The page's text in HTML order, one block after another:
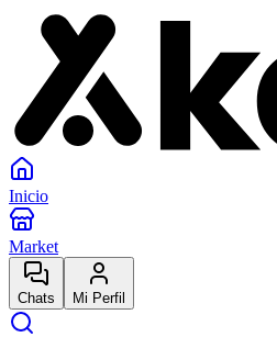
Inicio
Market
Chats Mi Perfil